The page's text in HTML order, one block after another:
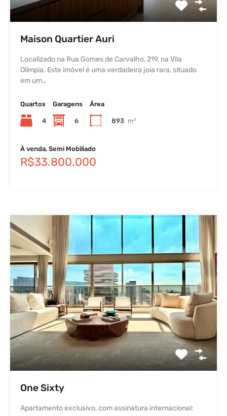
Maison Quartier Auri
Localizado na Rua Gomes de Carvalho, 219, na Vila
Olímpia. Este imóvel é uma verdadeira joia rara, situado
em um…
Quartos
4
Garagens
6
Área
893 m²
À venda, Semi Mobiliado
R$33.800.000
One Sixty
Apartamento exclusivo, com assinatura internacional: